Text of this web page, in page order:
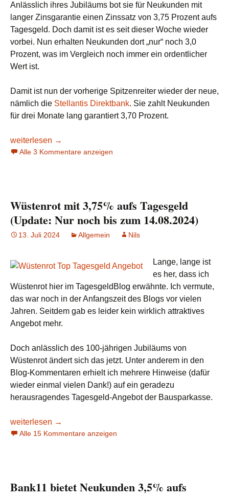
Anlässlich ihres Jubiläums bot sie für Neukunden mit
langer Zinsgarantie einen Zinssatz von 3,75 Prozent aufs
Tagesgeld. Doch damit ist es seit dieser Woche wieder
vorbei. Nun erhalten Neukunden dort „nur“ noch 3,0
Prozent, was im Vergleich noch immer ein ordentlicher
Wert ist.
Damit ist nun der vorherige Spitzenreiter wieder der neue,
nämlich die Stellantis Direktbank. Sie zahlt Neukunden
für drei Monate lang garantiert 3,70 Prozent.
Stellantis Direktbank wieder auf Platz 1
weiterlesen →
Alle 3 Kommentare anzeigen
Wüstenrot mit 3,75% aufs Tagesgeld
(Update: Nur noch bis zum 14.08.2024)
13. Juli 2024 Allgemein Nils
Lange, lange ist
es her, dass ich
Wüstenrot hier im TagesgeldBlog erwähnte. Ich vermute,
das war noch in der Anfangszeit des Blogs vor vielen
Jahren. Seitdem gab es leider kein wirklich attraktives
Angebot mehr.
Doch anlässlich des 100-jährigen Jubiläums von
Wüstenrot ändert sich das jetzt. Unter anderem in den
Blog-Kommentaren erhielt ich mehrere Hinweise (dafür
wieder einmal vielen Dank!) auf ein geradezu
herausragendes Tagesgeld-Angebot der Bausparkasse.
Wüstenrot mit 3,75% aufs Tagesgeld (Update: Nur noch bis
weiterlesen →
Alle 15 Kommentare anzeigen
Bank11 bietet Neukunden 3,5% aufs